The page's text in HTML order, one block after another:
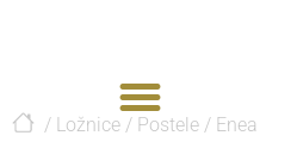
/ Ložnice / Postele / Enea